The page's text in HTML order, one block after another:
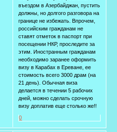
въездом в Азербайджан, пустить
должны, но долгого разговора на
границе не избежать. Впрочем,
российским гражданам не
ставят отметок в паспорт при
посещении НКР, проследите за
этим. Иностранным гражданам
необходимо заранее оформить
визу в Карабах в Ереване, ее
стоимость всего 3000 драм (на
21 день). Обычная виза
делается в течении 5 рабочих
дней, можно сделать срочную
визу доплатив еще столько же!!
0